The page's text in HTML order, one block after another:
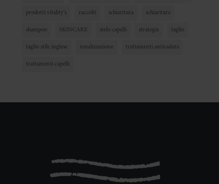
prodotti vitality's raccolti schiaritura schiariture
shampoo SKINCARE stelo capelli strategia taglio
taglio stile inglese tonalizzazione trattamenti anticaduta
trattamenti capelli